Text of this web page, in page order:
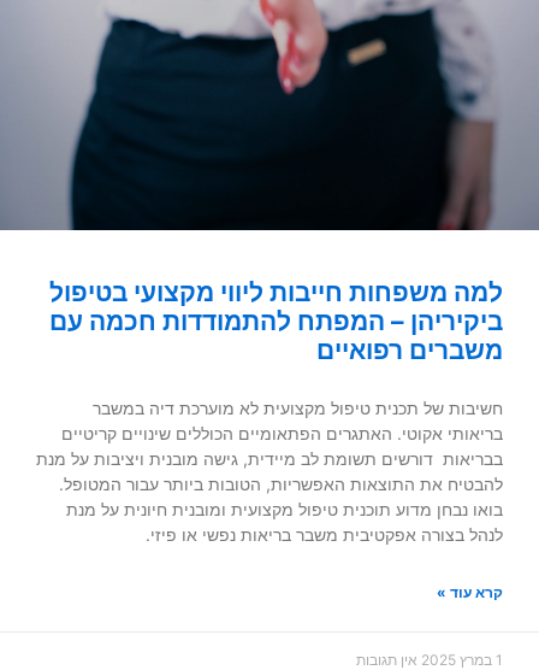
למה משפחות חייבות ליווי מקצועי בטיפול
ביקיריהן – המפתח להתמודדות חכמה עם
משברים רפואיים
חשיבות של תכנית טיפול מקצועית לא מוערכת דיה במשבר
בריאותי אקוטי. האתגרים הפתאומיים הכוללים שינויים קריטיים
בבריאות דורשים תשומת לב מיידית, גישה מובנית ויציבות על מנת
להבטיח את התוצאות האפשריות, הטובות ביותר עבור המטופל.
בואו נבחן מדוע תוכנית טיפול מקצועית ומובנית חיונית על מנת
לנהל בצורה אפקטיבית משבר בריאות נפשי או פיזי.
קרא עוד »
1 במרץ 2025 אין תגובות